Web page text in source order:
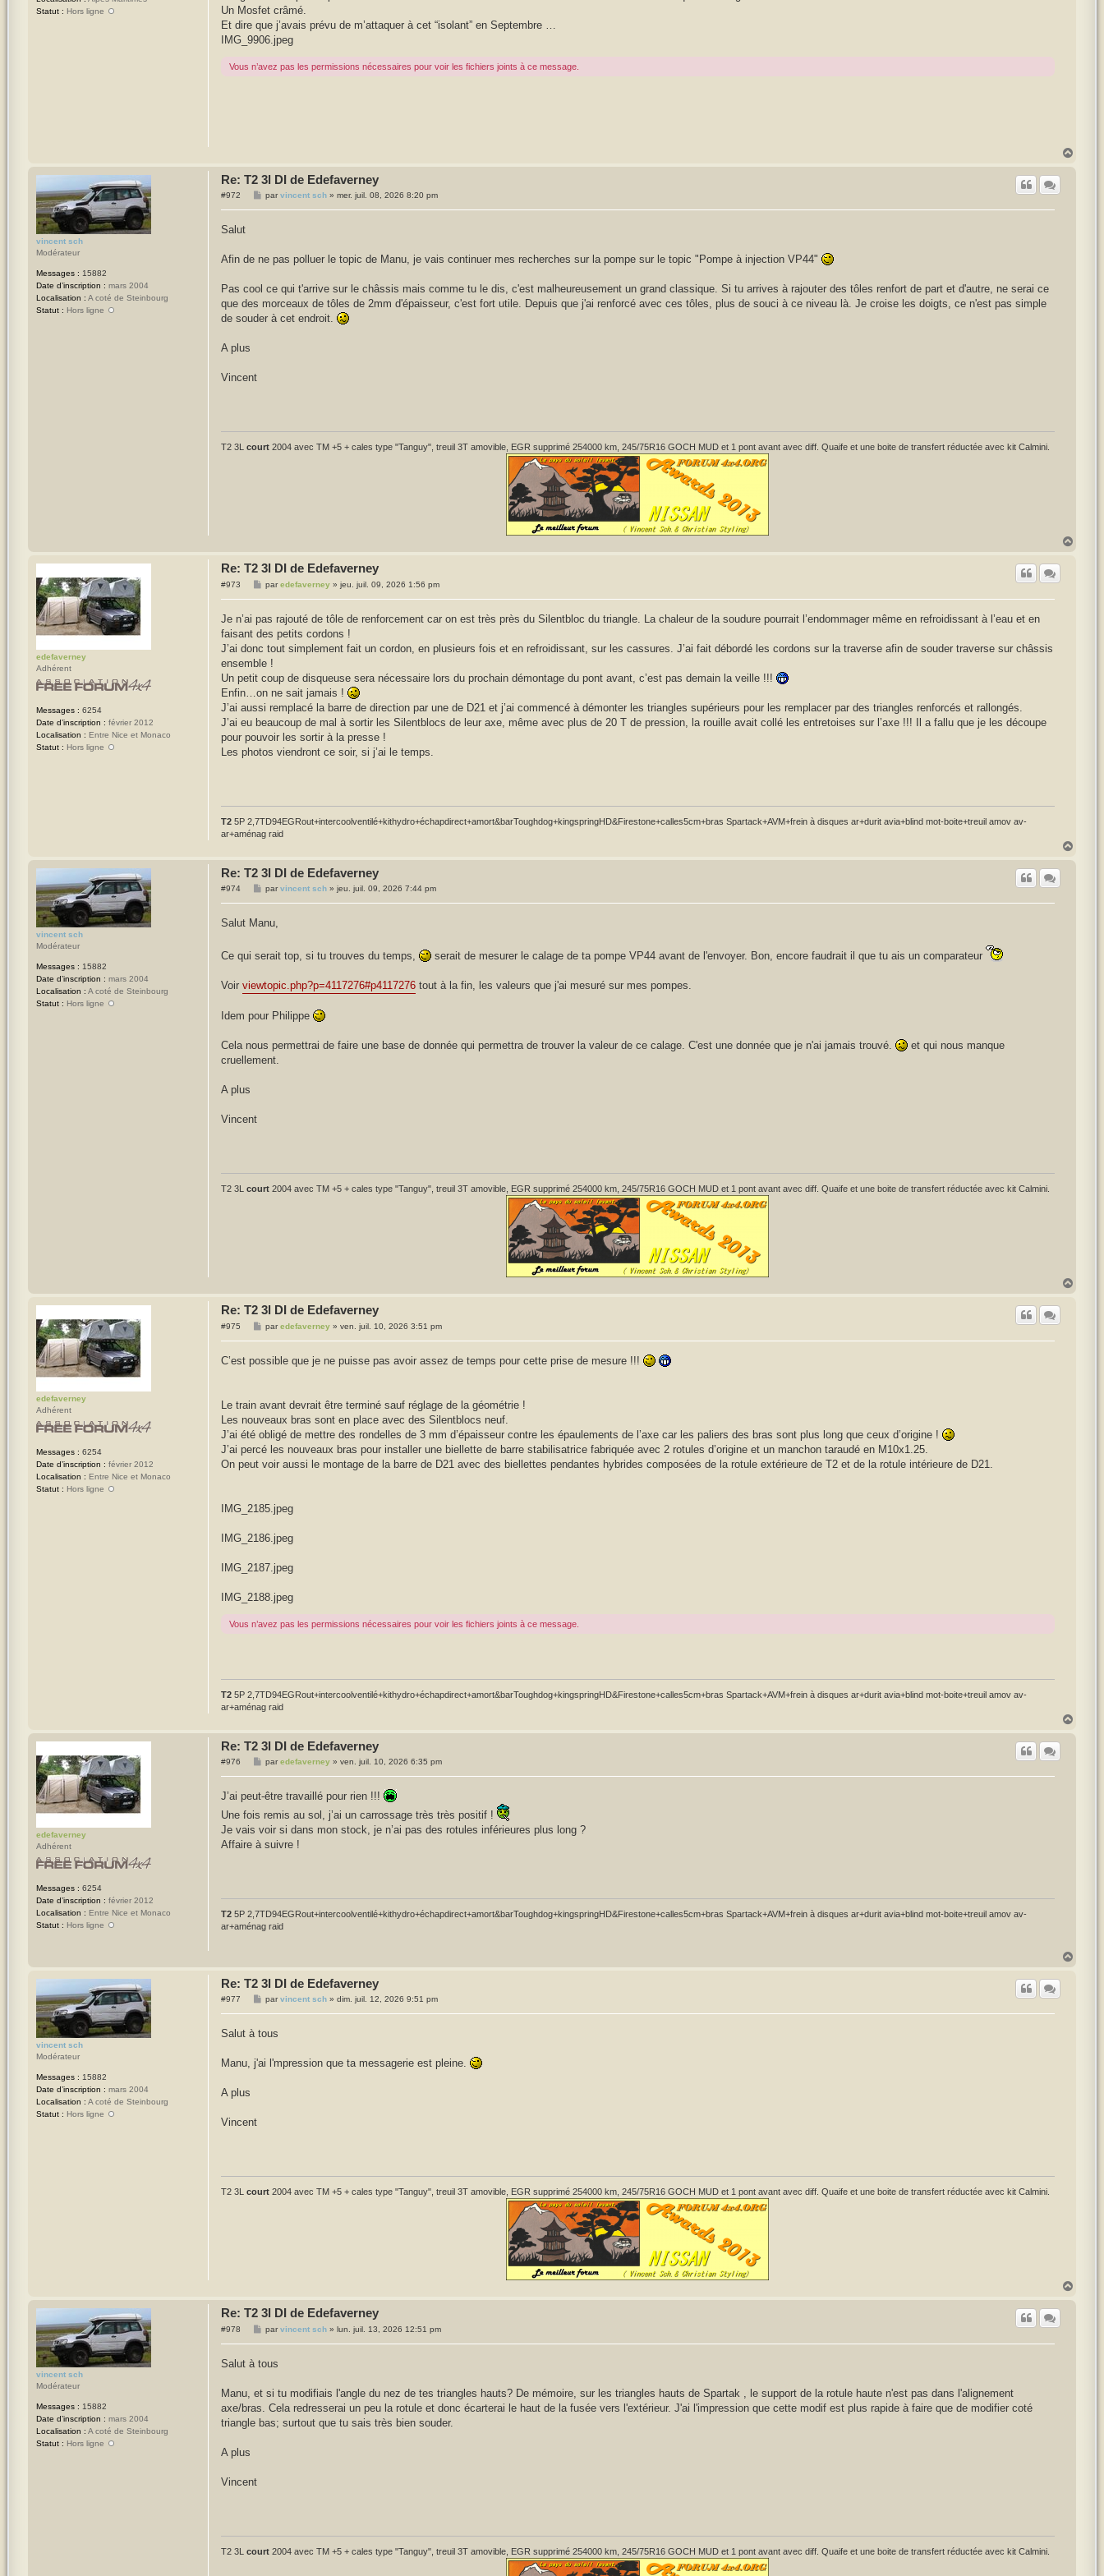
Statut : Hors ligne
g
Un Mosfet crâmé.
Et dire que j’avais prévu de m’attaquer à cet “isolant” en Septembre …
IMG_9906.jpeg
Vous n’avez pas les permissions nécessaires pour voir les fichiers joints à ce message.
vincent sch
Modérateur
Messages : 15882
Date d’inscription : mars 2004
Localisation : A coté de Steinbourg
Statut : Hors ligne
Re: T2 3l DI de Edefaverney
#972
Mparvincent sch »mer. juil. 08, 2026 8:20 pm
Salut
Afin de ne pas polluer le topic de Manu, je vais continuer mes recherches sur la pompe sur le topic "Pompe à injection VP44"
Pas cool ce qui t'arrive sur le châssis mais comme tu le dis, c'est malheureusement un grand classique. Si tu arrives à rajouter des tôles renfort de part et d'autre, ne serai ce
que des morceaux de tôles de 2mm d'épaisseur, c'est fort utile. Depuis que j'ai renforcé avec ces tôles, plus de souci à ce niveau là. Je croise les doigts, ce n'est pas simple
de souder à cet endroit.
A plus
Vincent
T2 3L court2004 avec TM +5 + cales type "Tanguy", treuil 3T amovible, EGR supprimé 254000 km, 245/75R16 GOCH MUD et 1 pont avant avec diff. Quaife et une boite de transfert réductée avec kit Calmini.
edefaverney
Adhérent
Messages : 6254
Date d’inscription : février 2012
Localisation : Entre Nice et Monaco
Statut : Hors ligne
Re: T2 3l DI de Edefaverney
#973
M
a
g
paredefaverney »jeu. juil. 09, 2026 1:56 pm
Je n’ai pas rajouté de tôle de renforcement car on est très près du Silentbloc du triangle. La chaleur de la soudure pourrait l’endommager même en refroidissant à l’eau et en
faisant des petits cordons !
J’ai donc tout simplement fait un cordon, en plusieurs fois et en refroidissant, sur les cassures. J’ai fait débordé les cordons sur la traverse afin de souder traverse sur châssis
ensemble !
Un petit coup de disqueuse sera nécessaire lors du prochain démontage du pont avant, c’est pas demain la veille !!!
Enfin…on ne sait jamais !
J’ai aussi remplacé la barre de direction par une de D21 et j’ai commencé à démonter les triangles supérieurs pour les remplacer par des triangles renforcés et rallongés.
J’ai eu beaucoup de mal à sortir les Silentblocs de leur axe, même avec plus de 20 T de pression, la rouille avait collé les entretoises sur l’axe !!! Il a fallu que je les découpe
pour pouvoir les sortir à la presse !
Les photos viendront ce soir, si j’ai le temps.
T25P 2,7TD94EGRout+intercoolventilé+kithydro+échapdirect+amort&barToughdog+kingspringHD&Firestone+calles5cm+bras Spartack+AVM+frein à disques ar+durit avia+blind mot-boite+treuil amov av-
ar+aménag raid
vincent sch
Modérateur
Messages : 15882
Date d’inscription : mars 2004
Localisation : A coté de Steinbourg
Statut : Hors ligne
Re: T2 3l DI de Edefaverney
#974
M
a
parvincent sch »jeu. juil. 09, 2026 7:44 pm
Salut Manu,
Ce qui serait top, si tu trouves du temps, serait de mesurer le calage de ta pompe VP44 avant de l'envoyer. Bon, encore faudrait il que tu ais un comparateur
Voir viewtopic.php?p=4117276#p4117276tout à la fin, les valeurs que j'ai mesuré sur mes pompes.
Idem pour Philippe
Cela nous permettrai de faire une base de donnée qui permettra de trouver la valeur de ce calage. C'est une donnée que je n'ai jamais trouvé.
et qui nous manque
cruellement.
A plus
Vincent
T2 3L court2004 avec TM +5 + cales type "Tanguy", treuil 3T amovible, EGR supprimé 254000 km, 245/75R16 GOCH MUD et 1 pont avant avec diff. Quaife et une boite de transfert réductée avec kit Calmini.
edefaverney
Adhérent
Messages : 6254
Date d’inscription : février 2012
Localisation : Entre Nice et Monaco
Statut : Hors ligne
Re: T2 3l DI de Edefaverney
#975
M
a
paredefaverney »ven. juil. 10, 2026 3:51 pm
C’est possible que je ne puisse pas avoir assez de temps pour cette prise de mesure !!!
Le train avant devrait être terminé sauf réglage de la géométrie !
Les nouveaux bras sont en place avec des Silentblocs neuf.
J’ai été obligé de mettre des rondelles de 3 mm d’épaisseur contre les épaulements de l’axe car les paliers des bras sont plus long que ceux d’origine !
J’ai percé les nouveaux bras pour installer une biellette de barre stabilisatrice fabriquée avec 2 rotules d’origine et un manchon taraudé en M10x1.25.
On peut voir aussi le montage de la barre de D21 avec des biellettes pendantes hybrides composées de la rotule extérieure de T2 et de la rotule intérieure de D21.
IMG_2185.jpeg
IMG_2186.jpeg
IMG_2187.jpeg
IMG_2188.jpeg
Vous n’avez pas les permissions nécessaires pour voir les fichiers joints à ce message.
T25P 2,7TD94EGRout+intercoolventilé+kithydro+échapdirect+amort&barToughdog+kingspringHD&Firestone+calles5cm+bras Spartack+AVM+frein à disques ar+durit avia+blind mot-boite+treuil amov av-
ar+aménag raid
edefaverney
Adhérent
Messages : 6254
Date d’inscription : février 2012
Localisation : Entre Nice et Monaco
Statut : Hors ligne
Re: T2 3l DI de Edefaverney
#976
M
s
a
e
paredefaverney »ven. juil. 10, 2026 6:35 pm
J’ai peut-être travaillé pour rien !!!
Une fois remis au sol, j’ai un carrossage très très positif !
Je vais voir si dans mon stock, je n’ai pas des rotules inférieures plus long ?
Affaire à suivre !
T25P 2,7TD94EGRout+intercoolventilé+kithydro+échapdirect+amort&barToughdog+kingspringHD&Firestone+calles5cm+bras Spartack+AVM+frein à disques ar+durit avia+blind mot-boite+treuil amov av-
ar+aménag raid
vincent sch
Modérateur
Messages : 15882
Date d’inscription : mars 2004
Localisation : A coté de Steinbourg
Statut : Hors ligne
Re: T2 3l DI de Edefaverney
#977
M
a
e
parvincent sch »dim. juil. 12, 2026 9:51 pm
Salut à tous
Manu, j'ai l'mpression que ta messagerie est pleine.
A plus
Vincent
T2 3L court2004 avec TM +5 + cales type "Tanguy", treuil 3T amovible, EGR supprimé 254000 km, 245/75R16 GOCH MUD et 1 pont avant avec diff. Quaife et une boite de transfert réductée avec kit Calmini.
vincent sch
Modérateur
Messages : 15882
Date d’inscription : mars 2004
Localisation : A coté de Steinbourg
Statut : Hors ligne
Re: T2 3l DI de Edefaverney
#978
M
a
parvincent sch »lun. juil. 13, 2026 12:51 pm
Salut à tous
Manu, et si tu modifiais l'angle du nez de tes triangles hauts? De mémoire, sur les triangles hauts de Spartak , le support de la rotule haute n'est pas dans l'alignement
axe/bras. Cela redresserai un peu la rotule et donc écarterai le haut de la fusée vers l'extérieur. J'ai l'impression que cette modif est plus rapide à faire que de modifier coté
triangle bas; surtout que tu sais très bien souder.
A plus
Vincent
T2 3L court2004 avec TM +5 + cales type "Tanguy", treuil 3T amovible, EGR supprimé 254000 km, 245/75R16 GOCH MUD et 1 pont avant avec diff. Quaife et une boite de transfert réductée avec kit Calmini.